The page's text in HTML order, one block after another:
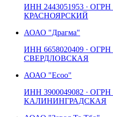
ИНН 2443051953 · ОГРН
КРАСНОЯРСКИЙ
АОАО "Драгма"
ИНН 6658020409 · ОГРН
СВЕРДЛОВСКАЯ
АОАО "Есоо"
ИНН 3900049082 · ОГРН
КАЛИНИНГРАДСКАЯ